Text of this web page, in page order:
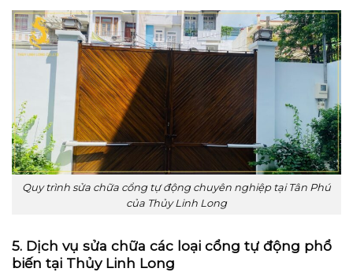
Quy trình sửa chữa cổng tự động chuyên nghiệp tại Tân Phú
của Thủy Linh Long
5. Dịch vụ sửa chữa các loại cổng tự động phổ
biến tại Thủy Linh Long